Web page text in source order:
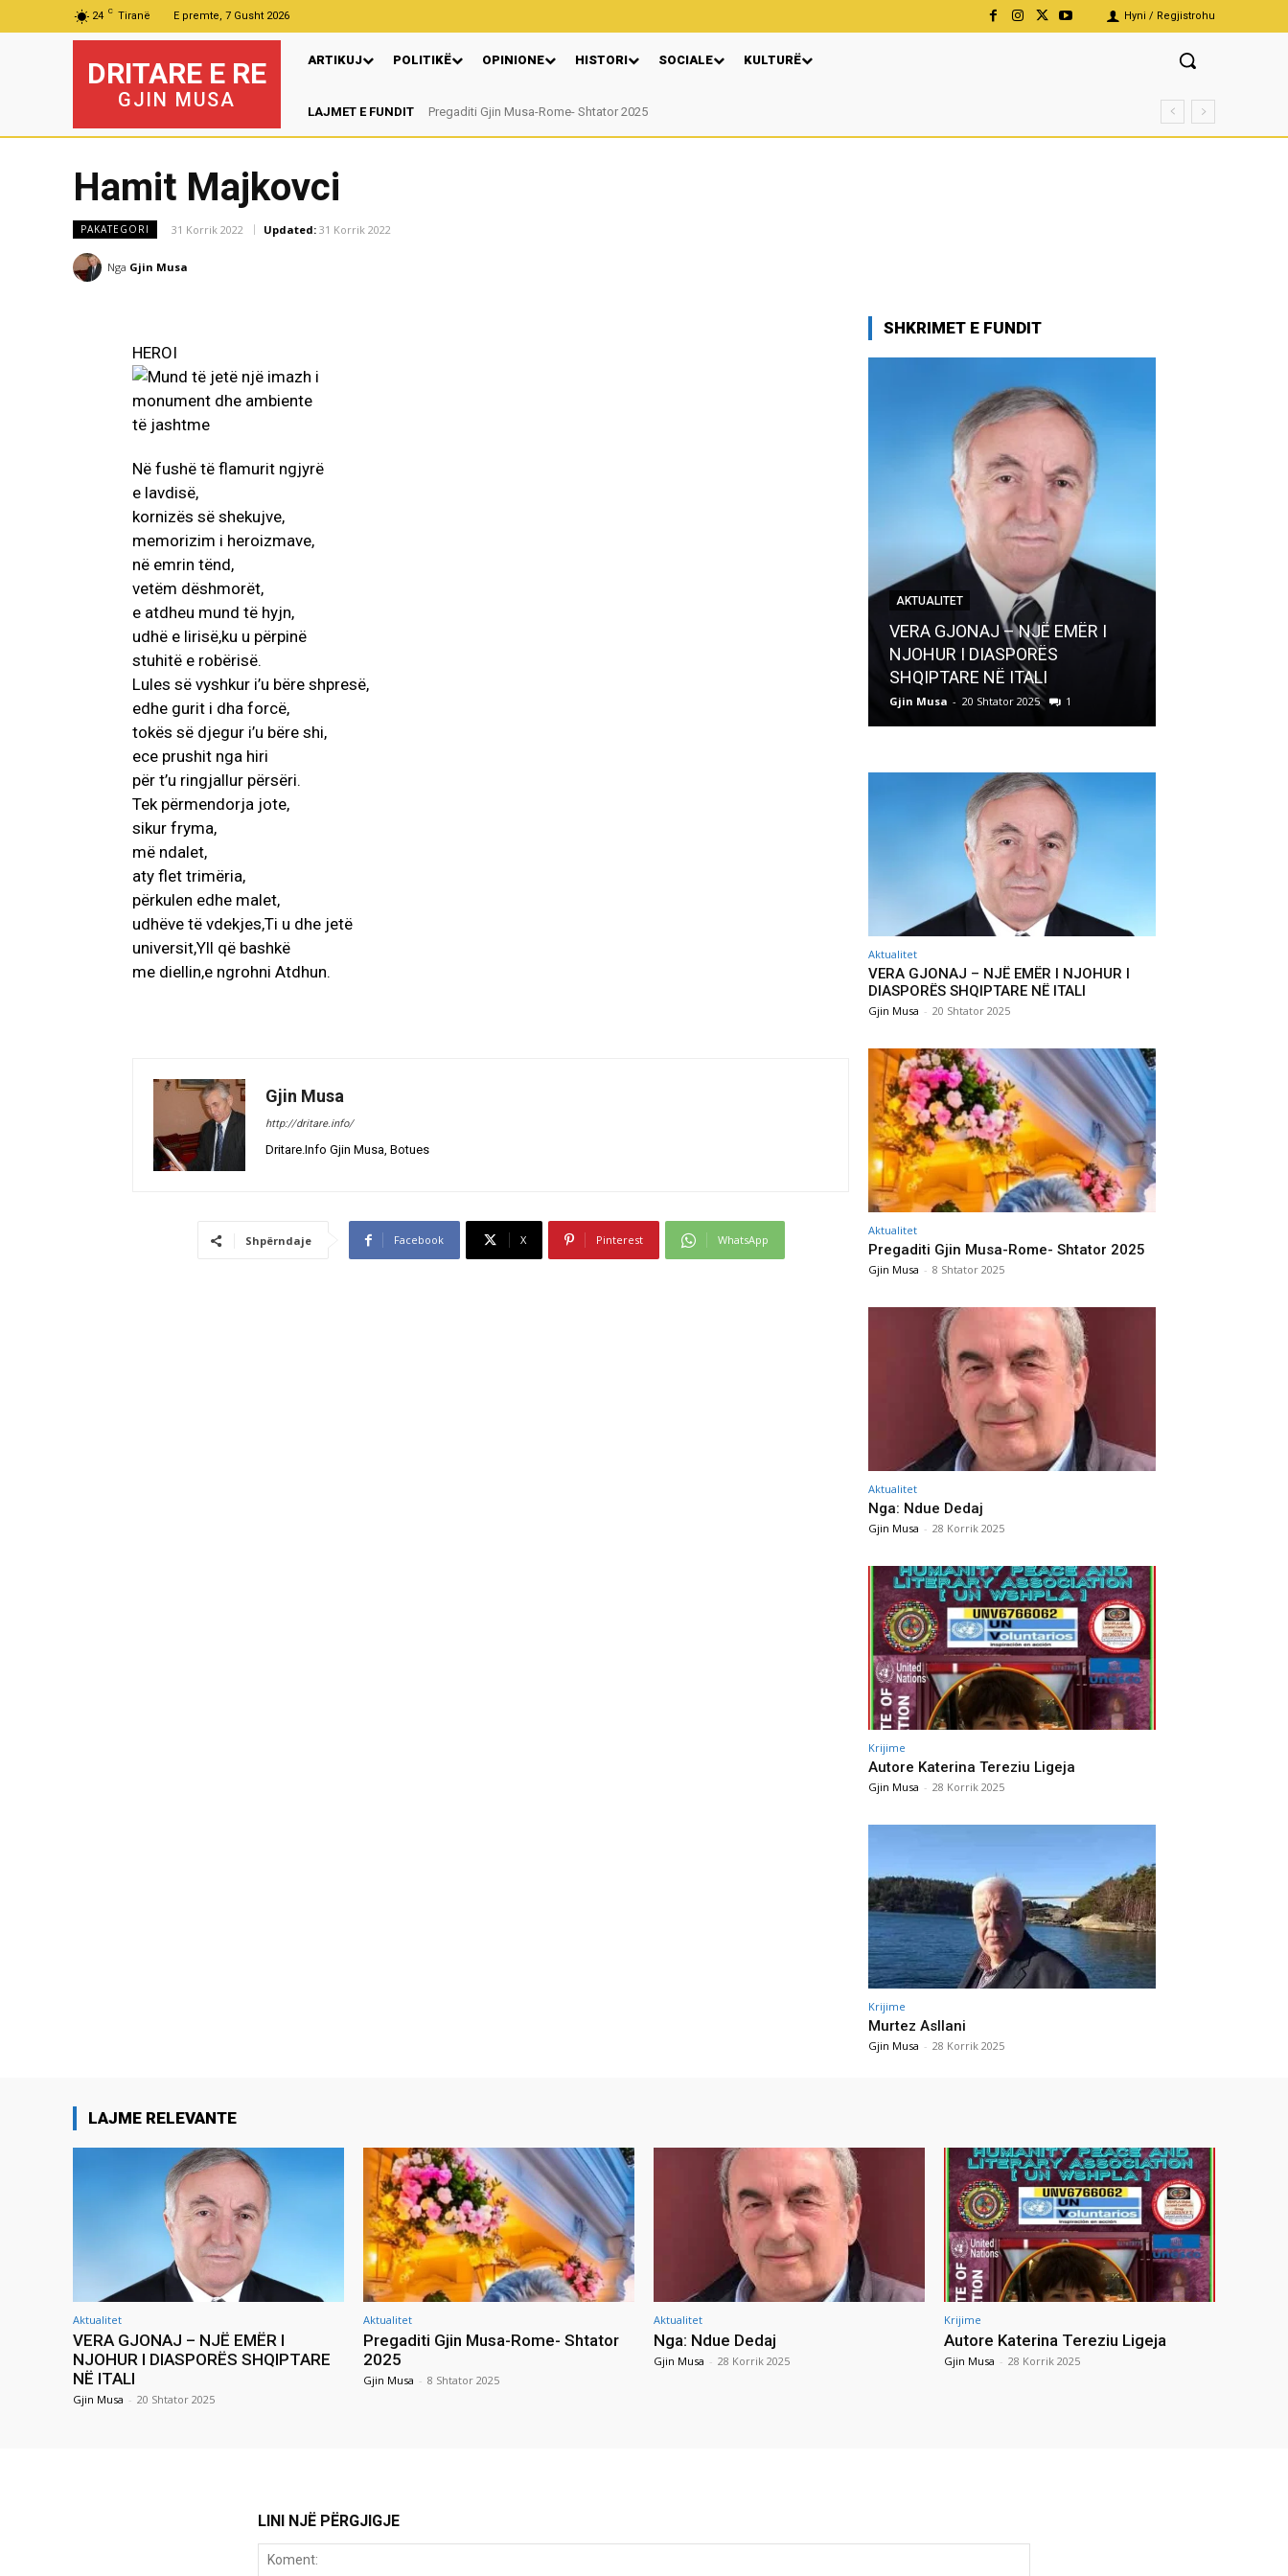
24 C Tiranë E premte, 7 Gusht 2026 Hyni / Regjistrohu
DRITARE E RE
GJIN MUSA
ARTIKUJ POLITIKË OPINIONE HISTORI SOCIALE KULTURË
LAJMET E FUNDIT Pregaditi Gjin Musa-Rome- Shtator 2025
Nga: Ndue Dedaj
Hamit Majkovci
PAKATEGORI 31 Korrik 2022 Updated: 31 Korrik 2022
Nga Gjin Musa
HEROI
Në fushë të flamurit ngjyrë
e lavdisë,
kornizës së shekujve,
memorizim i heroizmave,
në emrin tënd,
vetëm dëshmorët,
e atdheu mund të hyjn,
udhë e lirisë,ku u përpinë
stuhitë e robërisë.
Lules së vyshkur i’u bëre shpresë,
edhe gurit i dha forcë,
tokës së djegur i’u bëre shi,
ece prushit nga hiri
për t’u ringjallur përsëri.
Tek përmendorja jote,
sikur fryma,
më ndalet,
aty flet trimëria,
përkulen edhe malet,
udhëve të vdekjes,Ti u dhe jetë
universit,Yll që bashkë
me diellin,e ngrohni Atdhun.
Gjin Musa
http://dritare.info/
Dritare.Info Gjin Musa, Botues
Shpërndaje Facebook X Pinterest WhatsApp
SHKRIMET E FUNDIT
AKTUALITET
VERA GJONAJ – NJË EMËR I
NJOHUR I DIASPORËS
SHQIPTARE NË ITALI
Gjin Musa - 20 Shtator 2025 1
Aktualitet
VERA GJONAJ – NJË EMËR I NJOHUR I
DIASPORËS SHQIPTARE NË ITALI
Gjin Musa - 20 Shtator 2025
Aktualitet
Pregaditi Gjin Musa-Rome- Shtator 2025
Gjin Musa - 8 Shtator 2025
Aktualitet
Nga: Ndue Dedaj
Gjin Musa - 28 Korrik 2025
Krijime
Autore Katerina Tereziu Ligeja
Gjin Musa - 28 Korrik 2025
Krijime
Murtez Asllani
Gjin Musa - 28 Korrik 2025
LAJME RELEVANTE
Aktualitet
VERA GJONAJ – NJË EMËR I
NJOHUR I DIASPORËS SHQIPTARE
NË ITALI
Gjin Musa - 20 Shtator 2025
Aktualitet
Pregaditi Gjin Musa-Rome- Shtator
2025
Gjin Musa - 8 Shtator 2025
Aktualitet
Nga: Ndue Dedaj
Gjin Musa - 28 Korrik 2025
Krijime
Autore Katerina Tereziu Ligeja
Gjin Musa - 28 Korrik 2025
LINI NJË PËRGJIGJE